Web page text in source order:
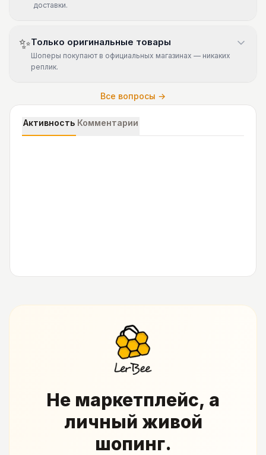
доставки.
✨Только оригинальные товары
Шоперы покупают в официальных магазинах — никаких
реплик.
Все вопросы →
Активность Комментарии
Не маркетплейс, а
личный живой
шопинг.